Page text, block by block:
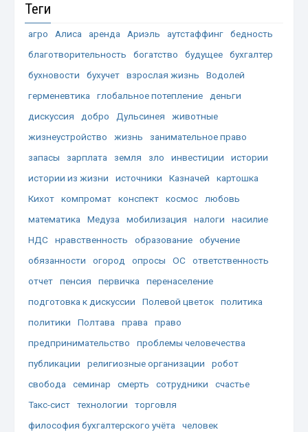
Теги
агро Алиса аренда Ариэль аутстаффинг
бедность
благотворительность
богатство будущее
бухгалтер
бухновости
бухучет взрослая жизнь
Водолей
герменевтика
глобальное потепление
деньги
дискуссия
добро Дульсинея
животные
жизнеустройство
жизнь
занимательное право
запасы
зарплата земля зло инвестиции
истории
истории из жизни
источники Казначей
картошка
Кихот
компромат конспект космос
любовь
математика
Медуза мобилизация налоги
насилие
НДС
нравственность образование
обучение
обязанности
огород опросы ОС
ответственность
отчет
пенсия первичка
перенаселение
подготовка к дискуссии
Полевой цветок
политика
политики
Полтава права
право
предпринимательство
проблемы человечества
публикации
религиозные организации
робот
свобода
семинар смерть сотрудники
счастье
Такс-сист
технологии
торговля
философия бухгалтерского учёта
человек